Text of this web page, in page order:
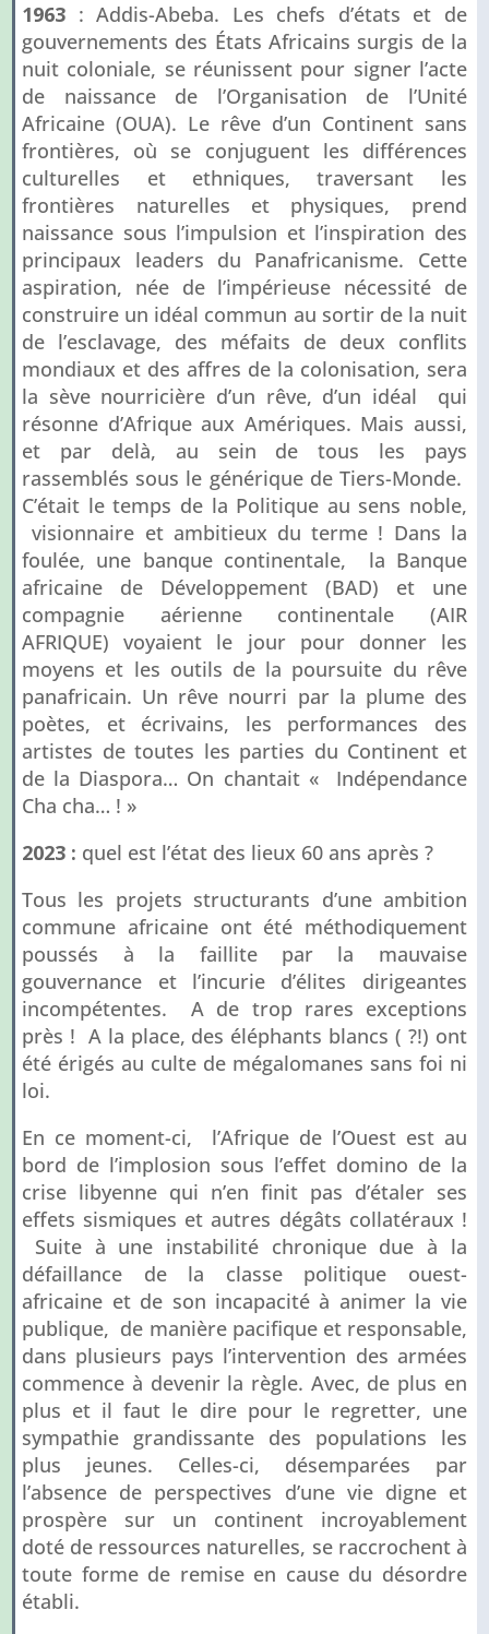
1963 : Addis-Abeba. Les chefs d’états et de
gouvernements des États Africains surgis de la
nuit coloniale, se réunissent pour signer l’acte
de naissance de l’Organisation de l’Unité
Africaine (OUA). Le rêve d’un Continent sans
frontières, où se conjuguent les différences
culturelles et ethniques, traversant les
frontières naturelles et physiques, prend
naissance sous l’impulsion et l’inspiration des
principaux leaders du Panafricanisme. Cette
aspiration, née de l’impérieuse nécessité de
construire un idéal commun au sortir de la nuit
de l’esclavage, des méfaits de deux conflits
mondiaux et des affres de la colonisation, sera
la sève nourricière d’un rêve, d’un idéal qui
résonne d’Afrique aux Amériques. Mais aussi,
et par delà, au sein de tous les pays
rassemblés sous le générique de Tiers-Monde.
C’était le temps de la Politique au sens noble,
visionnaire et ambitieux du terme ! Dans la
foulée, une banque continentale, la Banque
africaine de Développement (BAD) et une
compagnie aérienne continentale (AIR
AFRIQUE) voyaient le jour pour donner les
moyens et les outils de la poursuite du rêve
panafricain. Un rêve nourri par la plume des
poètes, et écrivains, les performances des
artistes de toutes les parties du Continent et
de la Diaspora… On chantait « Indépendance
Cha cha… ! »
2023 : quel est l’état des lieux 60 ans après ?
Tous les projets structurants d’une ambition
commune africaine ont été méthodiquement
poussés à la faillite par la mauvaise
gouvernance et l’incurie d’élites dirigeantes
incompétentes. A de trop rares exceptions
près ! A la place, des éléphants blancs ( ?!) ont
été érigés au culte de mégalomanes sans foi ni
loi.
En ce moment-ci, l’Afrique de l’Ouest est au
bord de l’implosion sous l’effet domino de la
crise libyenne qui n’en finit pas d’étaler ses
effets sismiques et autres dégâts collatéraux !
Suite à une instabilité chronique due à la
défaillance de la classe politique ouest-
africaine et de son incapacité à animer la vie
publique, de manière pacifique et responsable,
dans plusieurs pays l’intervention des armées
commence à devenir la règle. Avec, de plus en
plus et il faut le dire pour le regretter, une
sympathie grandissante des populations les
plus jeunes. Celles-ci, désemparées par
l’absence de perspectives d’une vie digne et
prospère sur un continent incroyablement
doté de ressources naturelles, se raccrochent à
toute forme de remise en cause du désordre
établi.